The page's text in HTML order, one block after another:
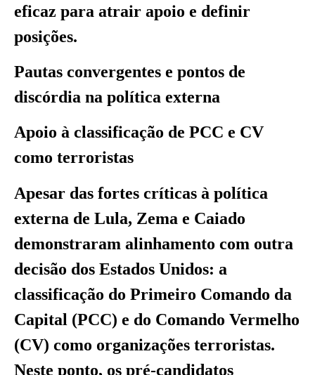
eficaz para atrair apoio e definir
posições.
Pautas convergentes e pontos de
discórdia na política externa
Apoio à classificação de PCC e CV
como terroristas
Apesar das fortes críticas à política
externa de Lula, Zema e Caiado
demonstraram alinhamento com outra
decisão dos Estados Unidos: a
classificação do Primeiro Comando da
Capital (PCC) e do Comando Vermelho
(CV) como organizações terroristas.
Neste ponto, os pré-candidatos